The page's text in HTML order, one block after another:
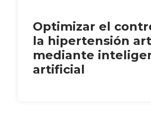
Optimizar el
la hipertensión
mediante
artificial